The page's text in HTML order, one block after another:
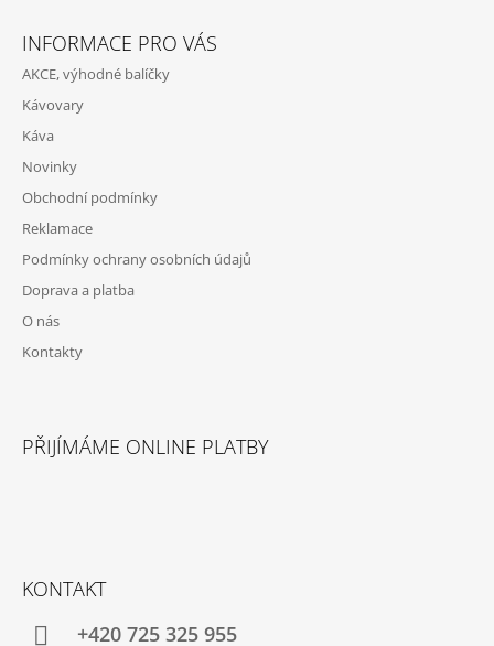
INFORMACE PRO VÁS
AKCE, výhodné balíčky
Kávovary
Káva
Novinky
Obchodní podmínky
Reklamace
Podmínky ochrany osobních údajů
Doprava a platba
O nás
Kontakty
PŘIJÍMÁME ONLINE PLATBY
KONTAKT
+420 725 325 955